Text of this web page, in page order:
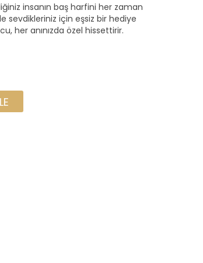
insanın baş harfini her zaman
sevdikleriniz için eşsiz bir hediye
her anınızda özel hissettirir.